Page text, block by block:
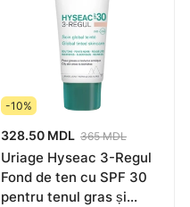
-10%
328.50 MDL 365 MDL
Uriage Hyseac 3-Regul
Fond de ten cu SPF 30
pentru tenul gras și